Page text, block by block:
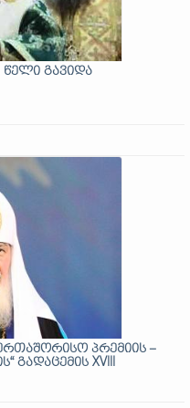
წელი გავიდა
პრემიის –
გადაცემის XVIII